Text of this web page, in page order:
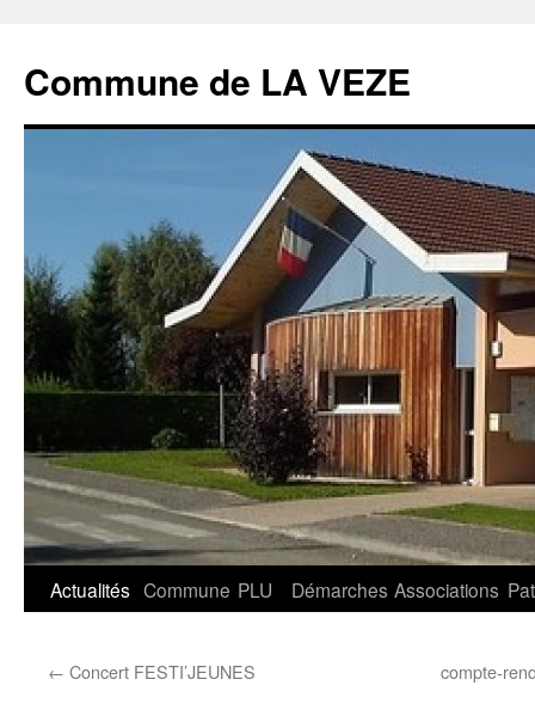
Commune de LA VEZE
Aller
contenu
Actualités Commune PLU Démarches Associations
← Concert FESTI’JEUNES compte-